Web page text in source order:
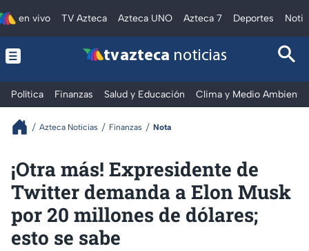
en vivo TV Azteca Azteca UNO Azteca 7 Deportes
tv azteca noticias
Política Finanzas Salud y Educación Clima y Medio Ambiente
Azteca Noticias Finanzas Nota
¡Otra más! Expresidente de
Twitter demanda a Elon Musk
por 20 millones de dólares;
esto se sabe